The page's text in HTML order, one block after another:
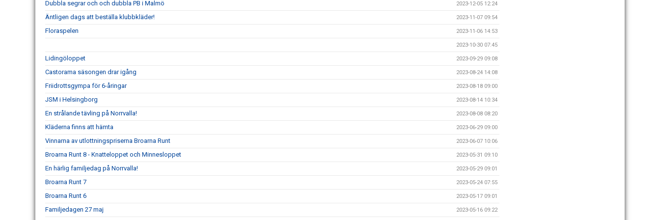
Dubbla segrar och och dubbla PB i Malmö 2023-12-05 12:24
Äntligen dags att beställa klubbkläder! 2023-11-07 09:54
Floraspelen 2023-11-06 14:53
2023-10-30 07:45
Lidingöloppet 2023-09-29 09:08
Castorama säsongen drar igång 2023-08-24 14:08
Friidrottsgympa för 6-åringar 2023-08-18 09:00
JSM i Helsingborg 2023-08-14 10:34
En strålande tävling på Norrvalla! 2023-08-08 08:20
Kläderna finns att hämta 2023-06-29 09:00
Vinnarna av utlottningspriserna Broarna Runt 2023-06-07 10:06
Broarna Runt 8 - Knatteloppet och Minnesloppet 2023-05-31 09:10
En härlig familjedag på Norrvalla! 2023-05-29 09:01
Broarna Runt 7 2023-05-24 07:55
Broarna Runt 6 2023-05-17 09:01
Familjedagen 27 maj 2023-05-16 09:22